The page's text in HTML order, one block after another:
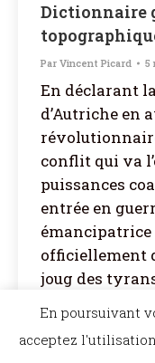
Dictionnaire
Par Vincent Picard 5
En déclarant
d’Autriche en
conflit qui va
puissances
entrée en
émancipatrice
officiellement
joug des
©Dicopathe - Tous droits
En poursuivant
acceptez